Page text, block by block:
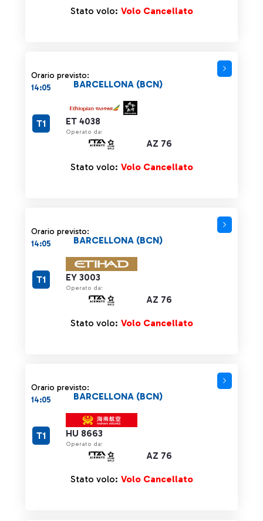
Stato volo: Volo Cancellato
Orario previsto:
14:05
ET 4038
Operato da:
AZ 76
BARCELLONA (BCN)
T1
Stato volo: Volo Cancellato
Orario previsto:
14:05
EY 3003
Operato da:
AZ 76
BARCELLONA (BCN)
T1
Stato volo: Volo Cancellato
Orario previsto:
14:05
HU 8663
Operato da:
AZ 76
BARCELLONA (BCN)
T1
Stato volo: Volo Cancellato